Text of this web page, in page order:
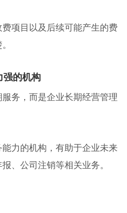
项目以及后续可能产生的费
强的机构
务，而是企业长期经营管理
力的机构，有助于企业未来
、公司注销等相关业务。